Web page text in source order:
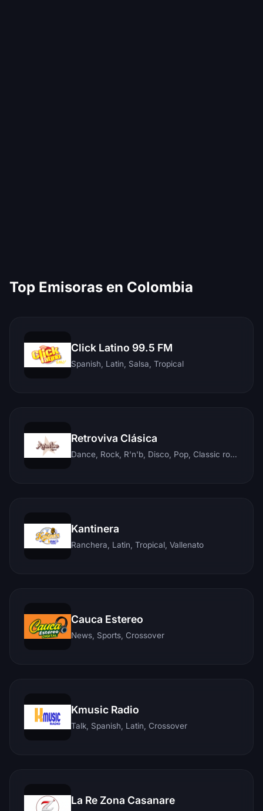
Top Emisoras en Colombia
Click Latino 99.5 FM
Spanish, Latin, Salsa, Tropical
Retroviva Clásica
Dance, Rock, R'n'b, Disco, Pop, Classic rock, Techno, Reggae
Kantinera
Ranchera, Latin, Tropical, Vallenato
Cauca Estereo
News, Sports, Crossover
Kmusic Radio
Talk, Spanish, Latin, Crossover
La Re Zona Casanare